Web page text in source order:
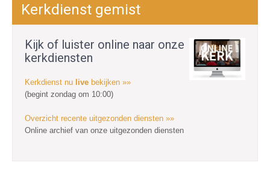
Kerkdienst gemist
Kijk of luister online naar onze
kerkdiensten
Kerkdienst nu live bekijken »»
(begint zondag om 10:00)
Overzicht recente uitgezonden diensten »»
Online archief van onze uitgezonden diensten